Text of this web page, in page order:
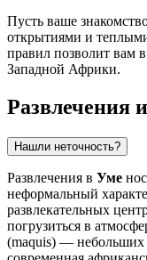
Пусть ваше
открытиями и
правил позволит вам
Западной Африки.
Развлечения
Нашли неточность?
Развлечения в Уме
неформальный
развлекательных
погрузиться в
(maquis) — небольших